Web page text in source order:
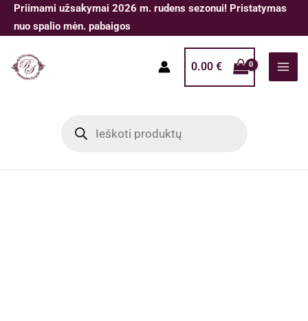
Pereiti
prie
Priimami užsakymai 2026 m. rudens sezonui! Pristatymas
nuo spalio mėn. pabaigos
0.00 €
search